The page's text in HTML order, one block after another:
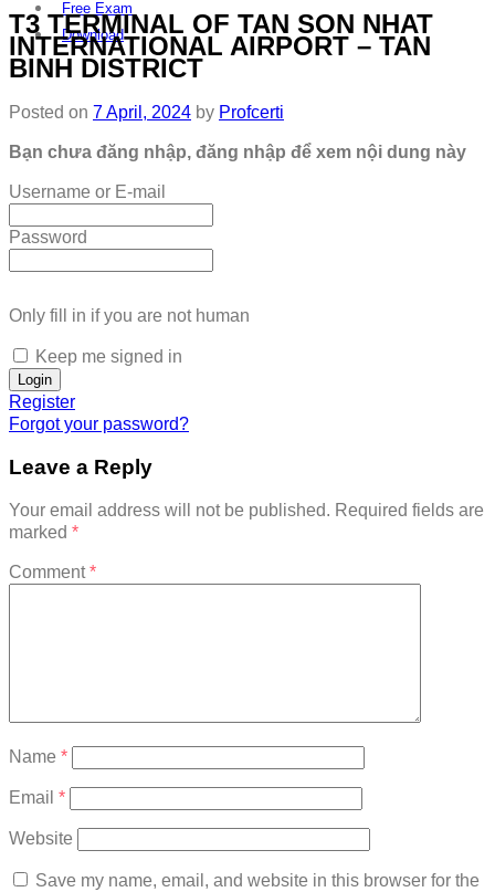
Free Exam
Download
T3 TERMINAL OF TAN SON NHAT
INTERNATIONAL AIRPORT – TAN
BINH DISTRICT
Posted on 7 April, 2024 by Profcerti
Bạn chưa đăng nhập, đăng nhập để xem nội dung này
Username or E-mail
Password
Only fill in if you are not human
Keep me signed in
Register
Forgot your password?
Leave a Reply
Your email address will not be published. Required fields are
marked *
Comment*
Name *
Email *
Website
Save my name, email, and website in this browser for the